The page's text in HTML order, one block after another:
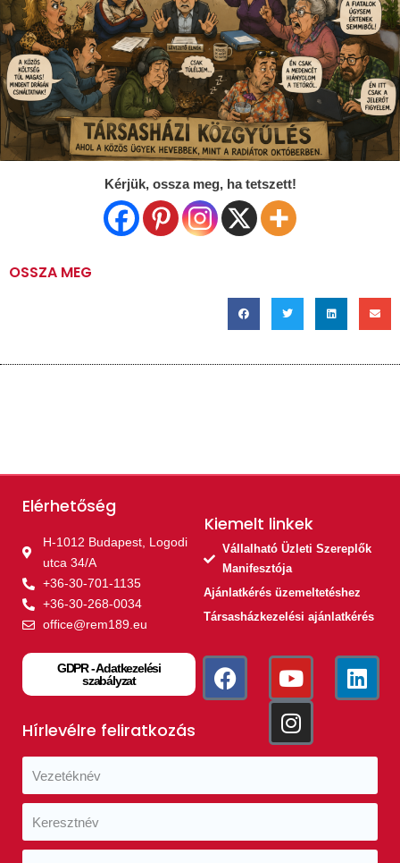
Kérjük, ossza meg, ha tetszett!
OSSZA MEG
Elérhetőség
H-1012 Budapest, Logodi
utca 34/A
+36-30-701-1135
+36-30-268-0034
office@rem189.eu
GDPR - Adatkezelési
szabályzat
Kiemelt linkek​
Vállalható Üzleti Szereplők
Manifesztója
Ajánlatkérés üzemeltetéshez
Társasházkezelési ajánlatkérés
Hírlevélre feliratkozás